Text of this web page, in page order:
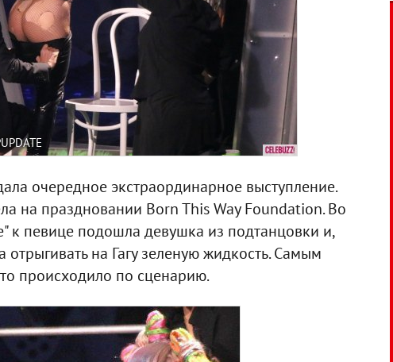
очередное экстраординарное выступление.
на праздновании Born This Way Foundation. Во
к певице подошла девушка из подтанцовки и,
отрыгивать на Гагу зеленую жидкость. Самым
происходило по сценарию.